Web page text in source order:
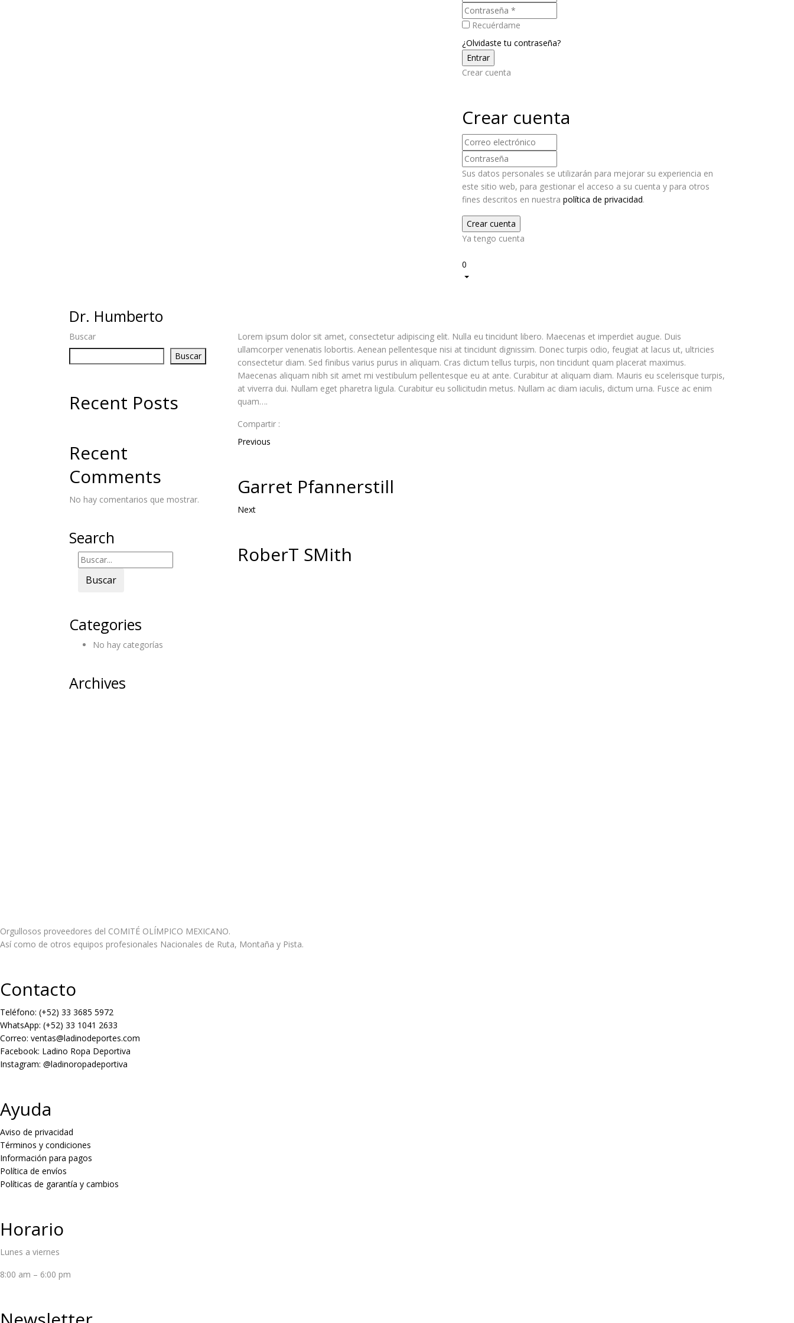
Recuérdame
¿Olvidaste tu contraseña?
Crear cuenta
Crear cuenta
Sus datos personales se utilizarán para mejorar su experiencia en
este sitio web, para gestionar el acceso a su cuenta y para otros
fines descritos en nuestra política de privacidad.
Ya tengo cuenta
0
Dr. Humberto
Buscar
Buscar
Recent Posts
Recent
Comments
No hay comentarios que mostrar.
Search
Buscar
Categories
No hay categorías
Archives
Lorem ipsum dolor sit amet, consectetur adipiscing elit. Nulla eu tincidunt libero. Maecenas et imperdiet augue. Duis
ullamcorper venenatis lobortis. Aenean pellentesque nisi at tincidunt dignissim. Donec turpis odio, feugiat at lacus ut, ultricies
consectetur diam. Sed finibus varius purus in aliquam. Cras dictum tellus turpis, non tincidunt quam placerat maximus.
Maecenas aliquam nibh sit amet mi vestibulum pellentesque eu at ante. Curabitur at aliquam diam. Mauris eu scelerisque turpis,
at viverra dui. Nullam eget pharetra ligula. Curabitur eu sollicitudin metus. Nullam ac diam iaculis, dictum urna. Fusce ac enim
quam….
Compartir :
Previous
Garret Pfannerstill
Next
RoberT SMith
Orgullosos proveedores del COMITÉ OLÍMPICO MEXICANO.
Así como de otros equipos profesionales Nacionales de Ruta, Montaña y Pista.
Contacto
Teléfono: (+52) 33 3685 5972
WhatsApp: (+52) 33 1041 2633
Correo: ventas@ladinodeportes.com
Facebook: Ladino Ropa Deportiva
Instagram: @ladinoropadeportiva
Ayuda
Aviso de privacidad
Términos y condiciones
Información para pagos
Política de envíos
Políticas de garantía y cambios
Horario
Lunes a viernes
8:00 am – 6:00 pm